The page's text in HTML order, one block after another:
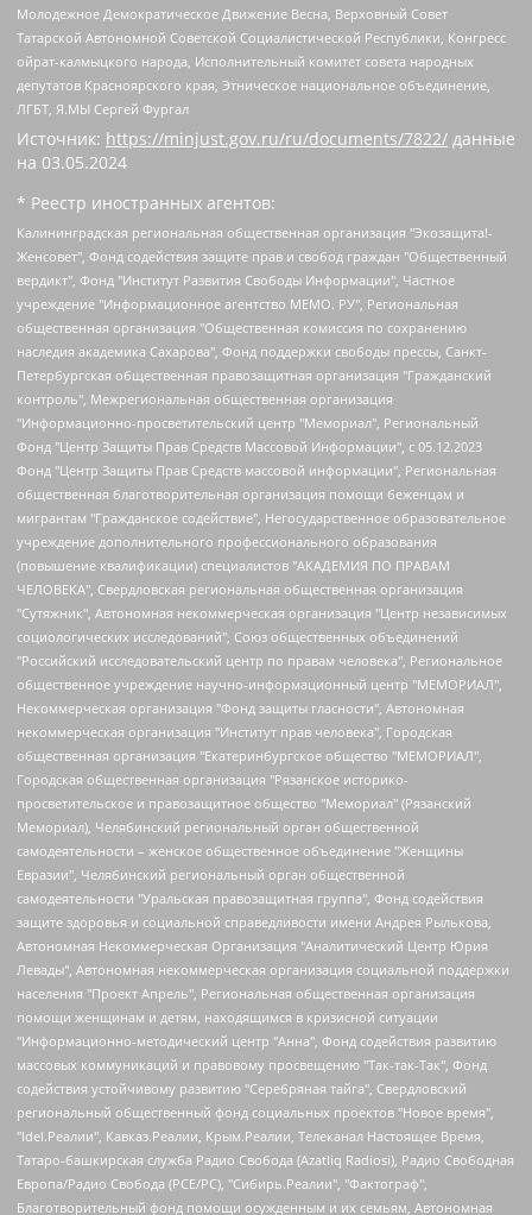
Молодежное Демократическое Движение Весна, Верховный Совет
Татарской Автономной Советской Социалистической Республики, Конгресс
ойрат-калмыцкого народа, Исполнительный комитет совета народных
депутатов Красноярского края, Этническое национальное объединение,
ЛГБТ, Я.МЫ Сергей Фургал
Источник: https://minjust.gov.ru/ru/documents/7822/ данные
на 03.05.2024
* Реестр иностранных агентов:
Калининградская региональная общественная организация "Экозащита!-Женсовет", Фонд содействия защите прав и свобод граждан "Общественный вердикт", Фонд "Институт Развития Свободы Информации", Частное учреждение "Информационное агентство МЕМО. РУ", Региональная общественная организация "Общественная комиссия по сохранению наследия академика Сахарова", Фонд поддержки свободы прессы, Санкт-Петербургская общественная правозащитная организация "Гражданский контроль", Межрегиональная общественная организация "Информационно-просветительский центр "Мемориал", Региональный Фонд "Центр Защиты Прав Средств Массовой Информации", с 05.12.2023 Фонд "Центр Защиты Прав Средств массовой информации", Региональная общественная благотворительная организация помощи беженцам и мигрантам "Гражданское содействие", Негосударственное образовательное учреждение дополнительного профессионального образования (повышение квалификации) специалистов "АКАДЕМИЯ ПО ПРАВАМ ЧЕЛОВЕКА", Свердловская региональная общественная организация "Сутяжник", Автономная некоммерческая организация "Центр независимых социологических исследований", Союз общественных объединений "Российский исследовательский центр по правам человека", Региональное общественное учреждение научно-информационный центр "МЕМОРИАЛ", Некоммерческая организация "Фонд защиты гласности", Автономная некоммерческая организация "Институт прав человека", Городская общественная организация "Екатеринбургское общество "МЕМОРИАЛ", Городская общественная организация "Рязанское историко-просветительское и правозащитное общество "Мемориал" (Рязанский Мемориал), Челябинский региональный орган общественной самодеятельности – женское общественное объединение "Женщины Евразии", Челябинский региональный орган общественной самодеятельности "Уральская правозащитная группа", Фонд содействия защите здоровья и социальной справедливости имени Андрея Рылькова, Автономная Некоммерческая Организация "Аналитический Центр Юрия Левады", Автономная некоммерческая организация социальной поддержки населения "Проект Апрель", Региональная общественная организация помощи женщинам и детям, находящимся в кризисной ситуации "Информационно-методический центр "Анна", Фонд содействия развитию массовых коммуникаций и правовому просвещению "Так-так-Так", Фонд содействия устойчивому развитию "Серебряная тайга", Свердловский региональный общественный фонд социальных проектов "Новое время", "Idel.Реалии", Кавказ.Реалии, Крым.Реалии, Телеканал Настоящее Время, Татаро-башкирская служба Радио Свобода (Azatliq Radiosi), Радио Свободная Европа/Радио Свобода (PCE/PC), "Сибирь.Реалии", "Фактограф", Благотворительный фонд помощи осужденным и их семьям, Автономная некоммерческая организация "Институт глобализации и социальных движений", Фонд "В защиту прав заключенных", Частное учреждение "Центр поддержки и содействия развитию средств массовой информации", Пензенский региональный общественный благотворительный фонд "Гражданский союз", "Север.Реалии", Некоммерческая организация Фонд "Правовая инициатива", Общество с ограниченной ответственностью "Радио Свободная Европа/Радио Свобода", Чешское информационное агентство "MEDIUM-ORIENT", Красноярская региональная общественная организация "Мы против СПИДа", Камалягин Денис Николаевич, Маркелов Сергей Евгеньевич, Пономарев Лев Александрович, Савицкая Людмила Алексеевна, Автономная некоммерческая организация "Центр по работе с проблемой насилия "НАСИЛИЮ.НЕТ", Межрегиональный профессиональный союз работников здравоохранения "Альянс врачей", Юридическое лицо, зарегистрированное в Латвийской Республике, SIA "Medusa Project" (регистрационный номер 40103797863, дата регистрации 10.06.2014), Некоммерческая организация "Фонд по борьбе с коррупцией", Автономная некоммерческая организация "Институт права и публичной политики", Баданин Роман Сергеевич, Гликин Максим Александрович, Железнова Мария Михайловна, Лукьянова Юлия Сергеевна, Маетная Елизавета Витальевна, Маняхин Петр Борисович, Чуракова Ольга Владимировна, Ярош Юлия Петровна, Юридическое лицо "The Insider SIA", зарегистрированное в Риге, Латвийская Республика (дата регистрации 26.06.2015), являющееся администратором доменного имени интернет-издания "The Insider SIA", https://theins.ru, Постернак Алексей Евгеньевич, Рубин Михаил Аркадьевич, Анин Роман Александрович, Юридическое лицо Istories fonds, зарегистрированное в Латвийской Республике (регистрационный номер 50008295751, дата регистрации 24.02.2020), Великовский Дмитрий Александрович, Долинина Ирина Николаевна, Мароховская Алеся Алексеевна, Шлейнов Роман Юрьевич, Шмагун Олеся Валентиновна, Общество с ограниченной ответственностью "Альтаир 2021", Общество с ограниченной ответственностью "Вега 2021", Общество с ограниченной ответственностью "Главный редактор 2021", Общество с ограниченной ответственностью "Ромашки монолит", Важенков Артем Валерьевич, Ивановская областная общественная организация "Центр гендерных исследований", Гурман Юрий Альбертович, Медиапроект "ОВД-Инфо", Егоров Владимир Владимирович, Жилинский Владимир Александрович, Общество с ограниченной ответственностью "ЗП", Иванова София Юрьевна, Карезина Инна Павловна, Кильтау Екатерина Викторовна, Петров Алексей Викторович, Пискунов Сергей Евгеньевич, Смирнов Сергей Сергеевич, Тихонов Михаил Сергеевич, Общество с ограниченной ответственностью "ЖУРНАЛИСТ-ИНОСТРАННЫЙ АГЕНТ", Арапова Галина Юрьевна, Вольтская Татьяна Анатольевна, Американская компания "Mason G.E.S. Anonymous Foundation" (США), являющаяся владельцем интернет-издания https://mnews.world/, Компания "Stichting Bellingcat", зарегистрированная в Нидерландах (дата регистрации 11.07.2018), Захаров Андрей Вячеславович, Клепиковская Екатерина Дмитриевна, Общество с ограниченной ответственностью "МЕМО", Перл Роман Александрович, Симонов Евгений Алексеевич, Соловьева Елена Анатольевна, Сотников Даниил Владимирович, Сурначева Елизавета Дмитриевна, Автономная некоммерческая организация по защите прав человека и информированию населения "Якутия – Наше Мнение", Общество с ограниченной ответственностью "Москоу диджитал медиа", с 26.01.2023 Общество с ограниченной ответственностью "Чайка Белые сады", Ветошкина Валерия Валерьевна, Заговора Максим Александрович, Межрегиональное общественное движение "Российская ЛГБТ - сеть", Оленичев Максим Владимирович, Павлов Иван Юрьевич, Скворцова Елена Сергеевна, Общество с ограниченной ответственностью "Как бы инагент", Кочетков Игорь Викторович, Общество с ограниченной ответственностью "Честные выборы", Еланчик Олег Александрович, Общество с ограниченной ответственностью "Нобелевский призыв", Гималова Регина Эмилевна, Григорьев Андрей Валерьевич, Григорьева Алина Александровна, Ассоциация по содействию защите прав призывников, альтернативнослужащих и военнослужащих "Правозащитная группа "Гражданин.Армия.Право", Хисамова Регина Фаритовна, Автономная некоммерческая организация по реализации социально-правовых программ "Лилит", Дальневосточное общественное движение "Маяк", Санкт-Петербургская ЛГБТ-инициативная группа "Выход", Инициативная группа ЛГБТ+ "Реверс", Алексеев Андрей Викторович, Бекбулатова Таисия Львовна, Беляев Иван Михайлович, Владыкина Елена Сергеевна, Гельман Марат Александрович, Никульшина Вероника Юрьевна, Толоконникова Надежда Андреевна, Шендерович Виктор Анатольевич, Общество с ограниченной ответственностью "Данное сообщение", Общество с ограниченной ответственностью Издательский дом "Новая глава", Айнбиндер Александра Александровна, Московский комьюнити-центр для ЛГБТ+инициатив, Благотворительный фонд развития филантропии, Deutsche Welle (Германия, Kurt-Schumacher-Strasse 3, 53113 Bonn), Борзунова Мария Михайловна, Воробьев Виктор Викторович, Голубева Анна Львовна, Константинова Алла Михайловна, Малкова Ирина Владимировна, Мурадов Мурад Абдулгалимович, Осетинская Елизавета Николаевна, Понасенков Евгений Николаевич, Ганапольский Матвей Юрьевич, Киселев Евгений Алексеевич, Борухович Ирина Григорьевна, Дремин Иван Тимофеевич, Дубровский Дмитрий Викторович, Красноярская региональная общественная организация поддержки и развития альтернативных образовательных технологий и межкультурных коммуникаций "ИНТЕРРА", Маяковская Екатерина Алексеевна, Фейгин Марк Захарович, Филимонов Андрей Викторович, Дзугкоева Регина Николаевна, Доброхотов Роман Александрович, Дудь Юрий Александрович, Елкин Сергей Владимирович, Кругликов Кирилл Игоревич, Сабунаева Мария Леонидовна, Семенов Алексей Владимирович, Шаинян Карен Багратович, Шульман Екатерина Михайловна, Асафьев Артур Валерьевич, Вахштайн Виктор Семенович, Венедиктов Алексей Алексеевич, Лушникова Екатерина Евгеньевна, Волков Леонид Михайлович, Невзоров Александр Глебович, Пархоменко Сергей Борисович, Сироткин Ярослав Николаевич, Кара-Мурза Владимир Владимирович, Баранова Наталья Владимировна, Гозман Леонид Яковлевич, Кагарлицкий Борис Юльевич, Климарев Михаил Валерьевич, Милов Владимир Станиславович, Автономная некоммерческая организация Краснодарский центр современного искусства "Типография", Моргенштерн Алишер Тагирович, Соболь Любовь Эдуардовна, Общество с ограниченной ответственностью "ЛИЗА НОРМ", Каспаров Гарри Кимович, Ходорковский Михаил Борисович, Общество с ограниченной ответственностью "Апрельские тезисы", Данилович Ирина Брониславовна, Кашин Олег Владимирович, Петров Николай Владимирович, Пивоваров Алексей Владимирович, Соколов Михаил Владимирович, Цветкова Юлия Владимировна, Чичваркин Евгений Александрович, Комитет против пыток/Команда против пыток, Общество с ограниченной ответственностью "Первый научный", Общество с ограниченной ответственностью "Вертолет и ко", Белоцерковская Вероника Борисовна, Кац Максим Евгеньевич, Лазарева Татьяна Юрьевна, Шаведдинов Руслан Табризович, Яшин Илья Валерьевич, Общество с ограниченной ответственностью "Иноагент ААВ", Алешковский Дмитрий Петрович, Альбац Евгения Марковна, Быков Дмитрий Львович, Галямина Юлия Евгеньевна, Лойко Сергей Леонидович, Мартынов Кирилл Константинович, Медведев Сергей Александрович, Крашенинников Федор Геннадиевич, Гордеева Катерина Вл